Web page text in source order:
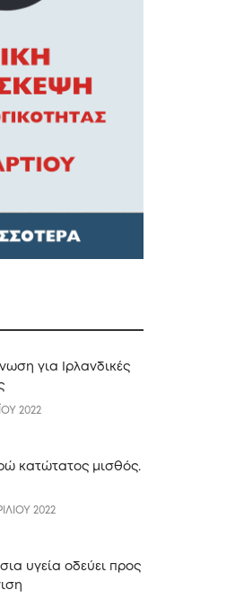
για Ιρλανδικές
2022
κατώτατος μισθός.
2022
υγεία οδεύει προς